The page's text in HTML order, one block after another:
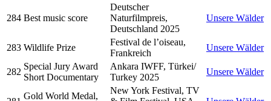
284 Best music score
Deutscher
Naturfilmpreis,
Deutschland 2025
Unsere Wälder
283 Wildlife Prize
Festival de l’oiseau,
Frankreich
Unsere Wälder
282
Special Jury Award
Short Documentary
Ankara IWFF, Türkei/
Turkey 2025
Unsere Wälder
Gold World Medal,
New York Festival, TV